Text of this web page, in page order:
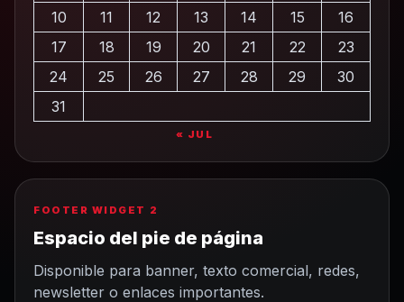
10
11 12 13 14 15
16
17
18 19 20 21 22
23
24
25 26 27 28 29
30
31
« JUL
FOOTER WIDGET 2
Espacio del pie de página
Disponible para banner, texto comercial, redes,
newsletter o enlaces importantes.